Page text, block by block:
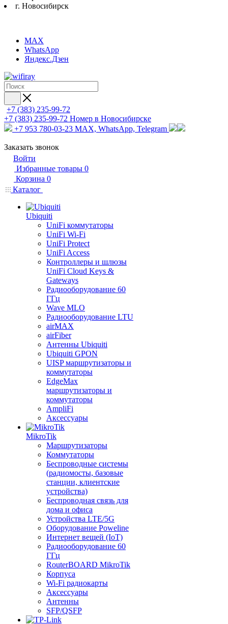
г. Новосибирск
MAX
WhatsApp
Яндекс.Дзен
+7 (383) 235-99-72
+7 (383) 235-99-72 Номер в Новосибирске
+7 953 780-03-23 MAX, WhatsApp, Telegram
Заказать звонок
Войти
Избранные товары 0
Корзина 0
Каталог
Ubiquiti
UniFi коммутаторы
UniFi Wi-Fi
UniFi Protect
UniFi Access
Контроллеры и шлюзы
UniFi Cloud Keys &
Gateways
Радиооборудование 60
ГГц
Wave MLO
Радиооборудование LTU
airMAX
airFiber
Антенны Ubiquiti
Ubiquiti GPON
UISP маршрутизаторы и
коммутаторы
EdgeMax
маршрутизаторы и
коммутаторы
AmpliFi
Аксессуары
MikroTik
Маршрутизаторы
Коммутаторы
Беспроводные системы
(радиомосты, базовые
станции, клиентские
устройства)
Беспроводная связь для
дома и офиса
Устройства LTE/5G
Оборудование Poweline
Интернет вещей (IoT)
Радиооборудование 60
ГГц
RouterBOARD MikroTik
Корпуса
Wi-Fi радиокарты
Аксессуары
Антенны
SFP/QSFP